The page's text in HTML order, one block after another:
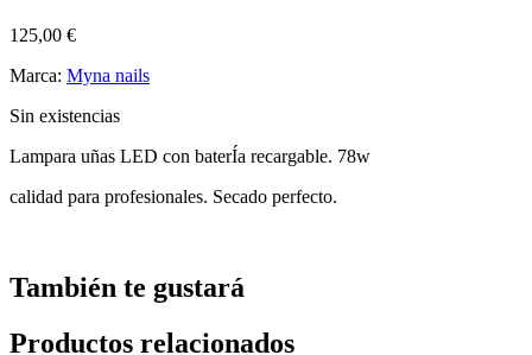
125,00 €
Marca: Myna nails
Sin existencias
Lampara uñas LED con baterÍa recargable. 78w
calidad para profesionales. Secado perfecto.
También te gustará
Productos relacionados